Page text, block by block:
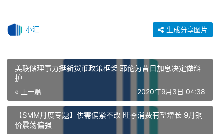
小汇 生成分享图片
美联储理事力挺新货币政策框架 耶伦为昔日加息决定做辩
护
« 上一篇 2020年9月3日 04:38
【SMM月度专题】供需偏紧不改 旺季消费有望增长 9月铜
价震荡偏强